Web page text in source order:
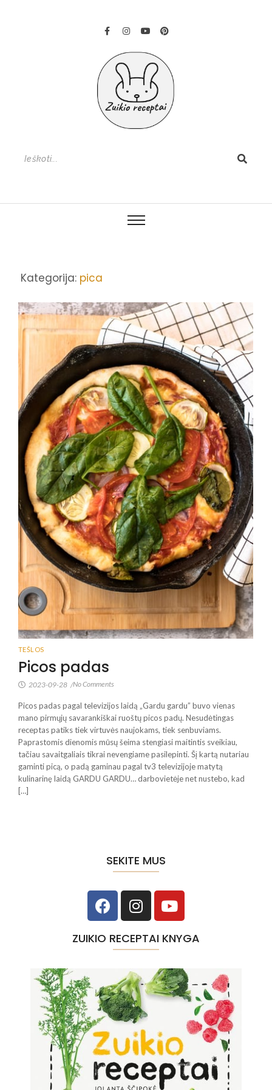
Kategorija: pica
TEŠLOS
Picos padas
2023-09-28 /No Comments
Picos padas pagal televizijos laidą „Gardu gardu” buvo vienas
mano pirmųjų savarankiškai ruoštų picos padų. Nesudėtingas
receptas patiks tiek virtuvės naujokams, tiek senbuviams.
Paprastomis dienomis mūsų šeima stengiasi maitintis sveikiau,
tačiau savaitgaliais tikrai nevengiame pasilepinti. Šį kartą nutariau
gaminti picą, o padą gaminau pagal tv3 televizijoje matytą
kulinarinę laidą GARDU GARDU… darbovietėje net nustebo, kad
[…]
SEKITE MUS
ZUIKIO RECEPTAI KNYGA